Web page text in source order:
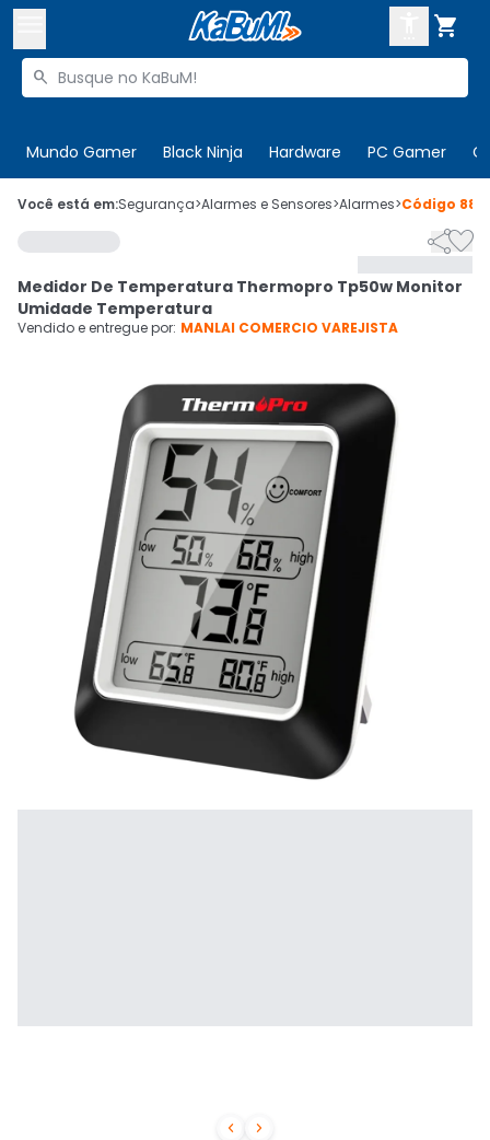

Buscar produtos

Mundo Gamer Black Ninja Hardware PC Gamer
 Olá. Acesse sua conta
 Departamentos
Cupons
Ativar tradutor em libras
CADASTRE-SE
Você está em:Segurança>Alarmes e Sensores>Alarmes>Código
 

Medidor De Temperatura Thermopro Tp50w Monitor
Umidade Temperatura
Vendido e entregue por: MANLAI COMERCIO VAREJISTA